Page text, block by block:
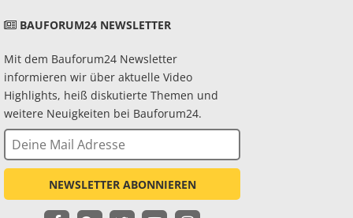
BAUFORUM24 NEWSLETTER
Mit dem Bauforum24 Newsletter
informieren wir über aktuelle Video
Highlights, heiß diskutierte Themen und
weitere Neuigkeiten bei Bauforum24.
NEWSLETTER ABONNIEREN